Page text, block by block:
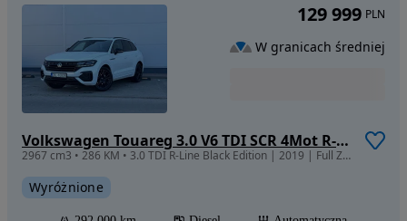
Volkswagen Touareg 3.0 V6 TDI SCR 4Mot R-Line
2967 cm3 • 286 KM • 3.0 TDI R-Line Black Edition | 2019 | Full Zamiana
Wyróżnione
129 999 PLN
W granicach średniej